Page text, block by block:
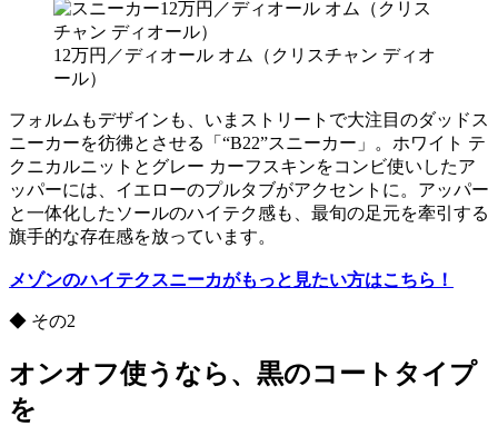
12万円／ディオール オム（クリスチャン ディオ
ール）
フォルムもデザインも、いまストリートで大注目のダッドス
ニーカーを彷彿とさせる「“B22”スニーカー」。ホワイト テ
クニカルニットとグレー カーフスキンをコンビ使いしたア
ッパーには、イエローのプルタブがアクセントに。アッパー
と一体化したソールのハイテク感も、最旬の足元を牽引する
旗手的な存在感を放っています。
メゾンのハイテクスニーカがもっと見たい方はこちら！
◆ その2
オンオフ使うなら、黒のコートタイプ
を